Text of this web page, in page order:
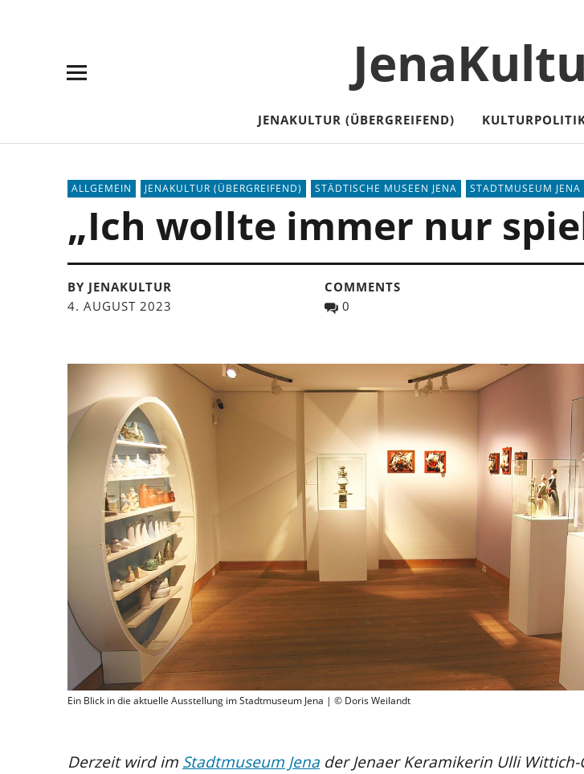
JENAKULTUR (ÜBERGREIFEND)
ALLGEMEIN JENAKULTUR (ÜBERGREIFEND) STÄDTISCHE MUSEEN JENA STADTMUSEUM JENA
„Ich wollte immer nur
BY JENAKULTUR
4. AUGUST 2023
COMMENTS
0
Ein Blick in die aktuelle Ausstellung im Stadtmuseum Jena | © Doris Weilandt
Derzeit wird im Stadtmuseum Jena der Jenaer Keramikerin Ulli